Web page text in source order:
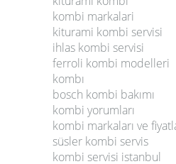
kombi markalari
kiturami kombi servisi
ihlas kombi servisi
ferroli kombi modelleri
kombı
bosch kombi bakımı
kombi yorumları
kombi markaları ve
süsler kombi servis
kombi servisi istanbul